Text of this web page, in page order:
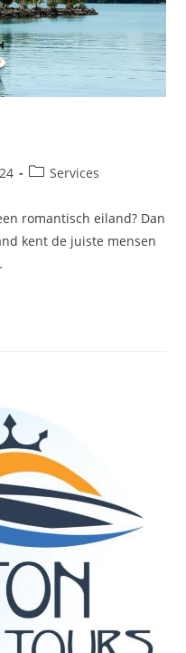
Berichtcategorie:
Services
romantisch eiland? Dan
kent de juiste mensen